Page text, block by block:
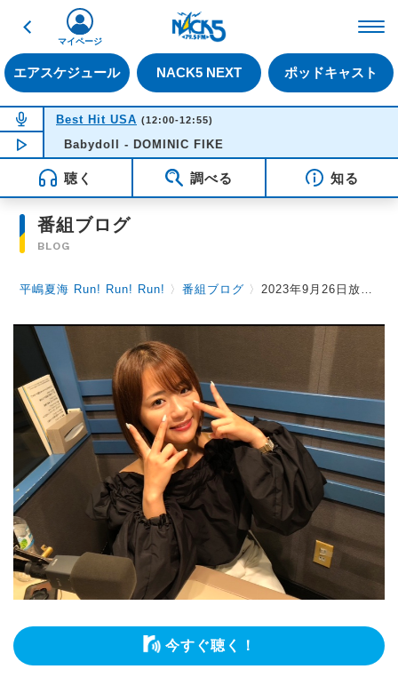
戻る
エアスケジュール NACK5 NEXT ポッドキャスト
マイページ
NOW ON AIR
Best Hit USA (12:00-12:55)
NOW PLAYING 12:01
Babydoll - DOMINIC FIKE
聴く 調べる 知る
番組ブログ
BLOG
平嶋夏海 Run! Run! Run! 〉番組ブログ 〉2023年9月26日放送後記 車道に落ちてる靴の謎...
今すぐ聴く！